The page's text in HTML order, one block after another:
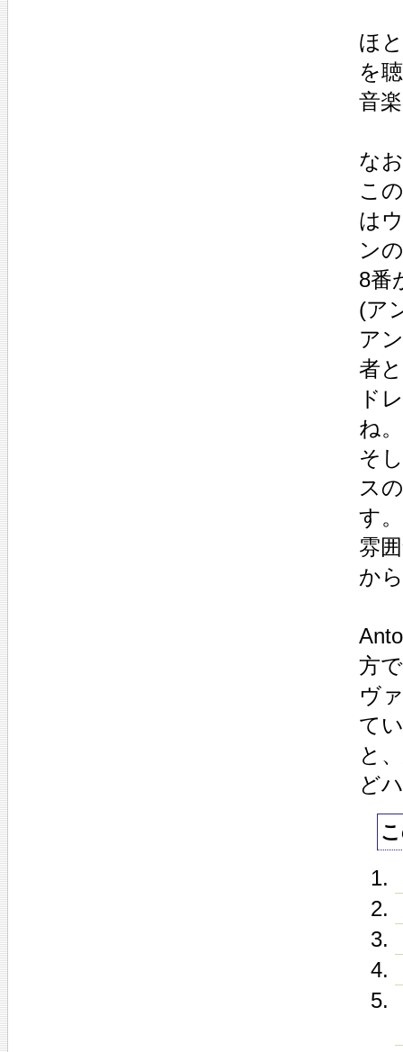
ほ
を
音
な
こ
は
ン
8番
(ア
ア
者
ド
ね。
そ
ス
す。
雰
か
方
ヴ
て
と
ど